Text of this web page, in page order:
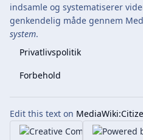
indsamle og systematiserer
genkendelig måde gennem
system.
Privatlivspolitik
Forbehold
Edit this text on